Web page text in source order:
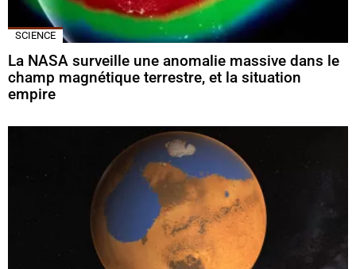
SCIENCE
La NASA surveille une anomalie massive dans le
champ magnétique terrestre, et la situation
empire